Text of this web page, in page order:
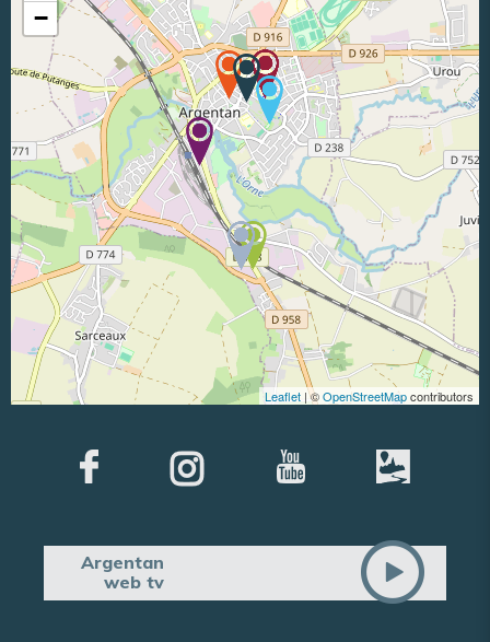
−
Leaflet | ©OpenStreetMapcontributors
Argentan
web tv